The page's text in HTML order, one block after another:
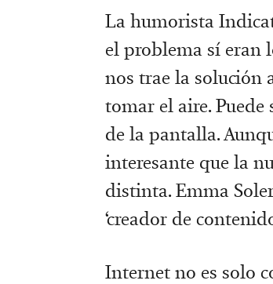
La humorista
el problema sí eran
nos trae la solución
tomar el aire.
de la pantalla.
interesante que la
distinta. Emma
‘creador de
Internet no es solo